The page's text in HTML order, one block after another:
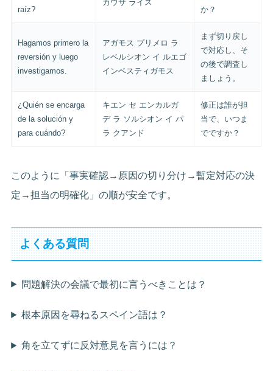
raíz?
カウサ ライス
か？
Hagamos primero la
reversión y luego
investigamos.
アガモス プリメロ ラ
レベルシオン イ ルエゴ
インベスティガモス
まず切り戻し
で対応し、そ
の後で調査し
ましょう。
¿Quién se encarga
de la solución y
para cuándo?
キエン セ エンカルガ
デ ラ ソルシオン イ パ
ラ クアンド
修正は誰が担
当で、いつま
でですか？
このように「事実確認→原因の切り分け→暫定対応の決
定→担当の明確化」の順が安全です。
よくある質問
問題解決の会議で最初に言うべきことは？
根本原因を尋ねるスペイン語は？
角を立てずに反対意見を言うには？